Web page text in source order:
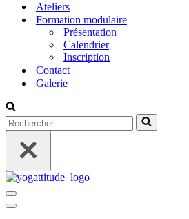
Ateliers
Formation modulaire
Présentation
Calendrier
Inscription
Contact
Galerie
Rechercher...
Menu
de
Menu